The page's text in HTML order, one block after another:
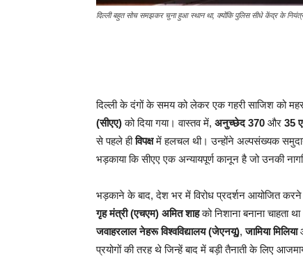
दिल्ली बहुत सोच समझकर चुना हुआ स्थान था, क्योंकि पुलिस सीधे केंद्र के
दिल्ली के दंगों के समय को लेकर एक गहरी साजिश को
(सीएए)को दिया गया। वास्तव में, अनुच्छेद 370 और 35 ए
से पहले हीविपक्षमें हलचल थी। उन्होंने अल्पसंख्यक
भड़काया कि सीएए एक अन्यायपूर्ण कानून है जो उनकी
भड़काने के बाद, देश भर में विरोध प्रदर्शन आयोजित
गृह मंत्री (एचएम) अमित शाहको निशाना बनाना
जवाहरलाल नेहरू विश्वविद्यालय (जेएनयू),जामिया मिलिया
प्रयोगों की तरह थे जिन्हें बाद में बड़ी तैनाती के लिए